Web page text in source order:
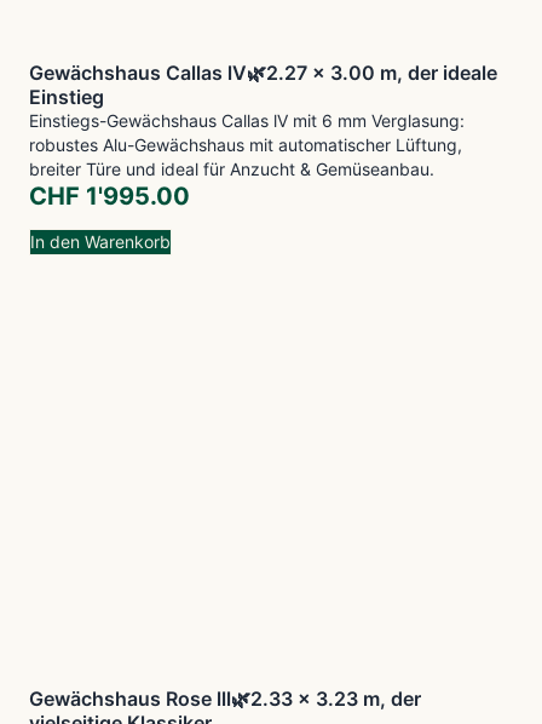
Gewächshaus Callas lV🌿2.27 x 3.00 m, der ideale
Einstieg
Einstiegs-Gewächshaus Callas lV mit 6 mm Verglasung:
robustes Alu-Gewächshaus mit automatischer Lüftung,
breiter Türe und ideal für Anzucht & Gemüseanbau.
CHF 1'995.00
In den Warenkorb
Gewächshaus Rose lll🌿2.33 x 3.23 m, der